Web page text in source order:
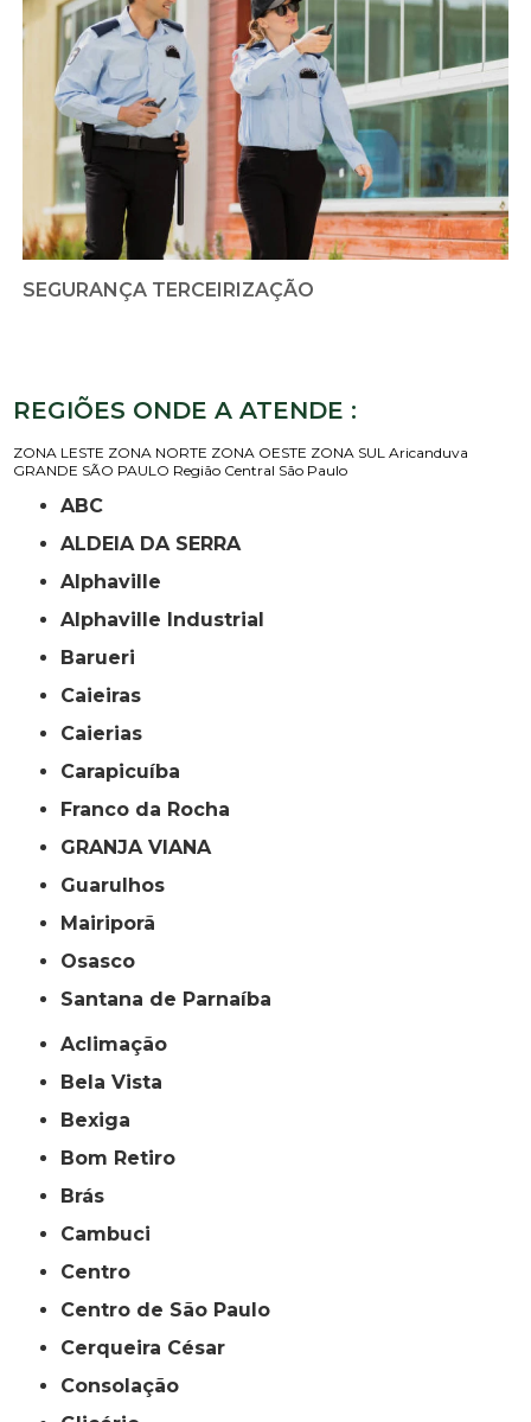
SEGURANÇA TERCEIRIZAÇÃO
REGIÕES ONDE A ATENDE :
ZONA LESTE ZONA NORTE ZONA OESTE ZONA SUL Aricanduva
GRANDE SÃO PAULO Região Central São Paulo
ABC
ALDEIA DA SERRA
Alphaville
Alphaville Industrial
Barueri
Caieiras
Caierias
Carapicuíba
Franco da Rocha
GRANJA VIANA
Guarulhos
Mairiporã
Osasco
Santana de Parnaíba
Aclimação
Bela Vista
Bexiga
Bom Retiro
Brás
Cambuci
Centro
Centro de São Paulo
Cerqueira César
Consolação